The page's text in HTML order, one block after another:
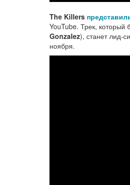
The Killers
YouTube. Трек, который
Gonzalez), станет лид-
ноября.